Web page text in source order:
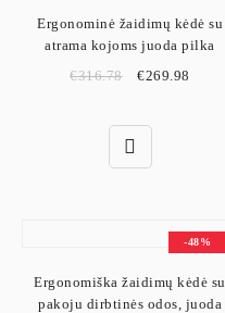
Ergonominė žaidimų kėdė su
atrama kojoms juoda pilka
€316.78 €269.98
-48%
Ergonomiška žaidimų kėdė su
pakoju dirbtinės odos, juoda